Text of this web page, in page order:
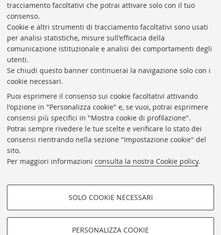
tracciamento facoltativi che potrai attivare solo con il tuo
consenso.
Cookie e altri strumenti di tracciamento facoltativi sono usati
per analisi statistiche, misure sull'efficacia della
comunicazione istituzionale e analisi dei comportamenti degli
utenti.
Se chiudi questo banner continuerai la navigazione solo con i
cookie necessari.
Puoi esprimere il consenso sui cookie facoltativi attivando
l'opzione in "Personalizza cookie" e, se vuoi, potrai esprimere
consensi più specifici in "Mostra cookie di profilazione".
Potrai sempre rivedere le tue scelte e verificare lo stato dei
consensi rientrando nella sezione "Impostazione cookie" del
sito.
Per maggiori informazioni consulta la nostra Cookie policy.
COOKIE DI PROFILAZIONE -
FACOLTATIVI
SOLO COOKIE NECESSARI
PERSONALIZZA COOKIE
UNIVERSITARIA
Presidente: prof. Francesco Citti
Coordinatrice gestionale: Maria Pia Torricelli
Responsabile Amministrativo: Luigia Di Pumpo
Via Zamboni, 33/35 - 40126 Bologna (BO)
Tel. +39 051 2088306 - Fax +39 051 2088385
bub.info@unibo.it
bub.biblioteca@pec.unibo.it
Dove siamo
Orario dei servizi
Helpdesk
Rubrica di Ateneo
Privacy e note legali